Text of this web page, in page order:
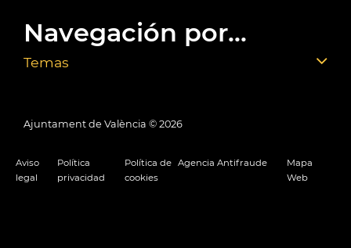
Navegación por...
Temas
Ajuntament de València © 2026
Aviso
legal
Política
privacidad
Política de
cookies
Agencia Antifraude
Mapa
Web